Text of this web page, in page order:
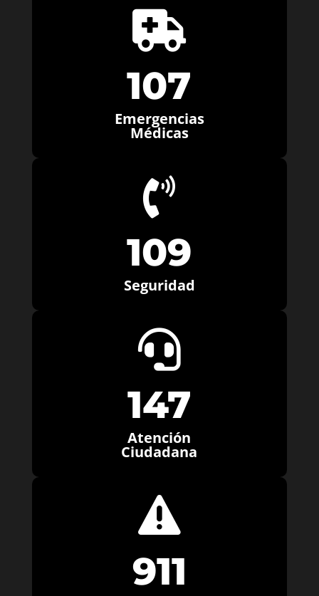

107
Emergencias
Médicas

109
Seguridad

147
Atención
Ciudadana

911